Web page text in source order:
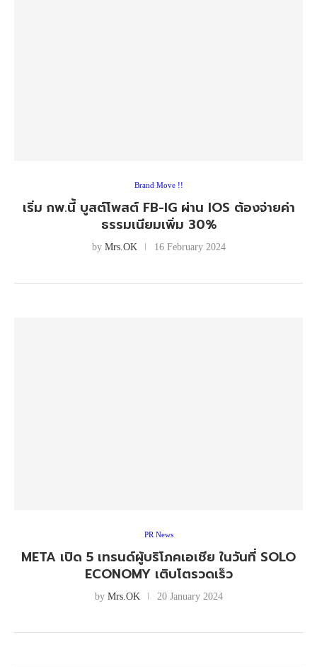
Brand Move !!
เริ่ม กพ.นี้ บูสต์โพสต์ FB-IG ผ่าน IOS ต้องจ่ายค่า
ธรรมเนียมเพิ่ม 30%
by Mrs.OK 16 February 2024
PR News
META เปิด 5 เทรนด์ผู้บริโภคเอเชีย ในวันที่ SOLO
ECONOMY เติบโตรวดเร็ว
by Mrs.OK 20 January 2024